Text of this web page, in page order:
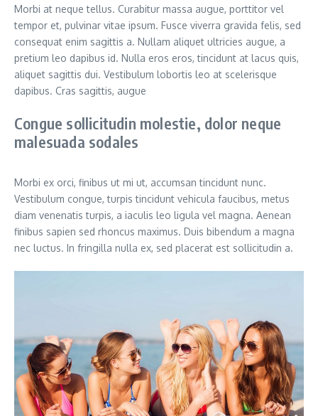
Morbi at neque tellus. Curabitur massa augue, porttitor vel
tempor et, pulvinar vitae ipsum. Fusce viverra gravida felis, sed
consequat enim sagittis a. Nullam aliquet ultricies augue, a
pretium leo dapibus id. Nulla eros eros, tincidunt at lacus quis,
aliquet sagittis dui. Vestibulum lobortis leo at scelerisque
dapibus. Cras sagittis, augue
Congue sollicitudin molestie, dolor neque
malesuada sodales
Morbi ex orci, finibus ut mi ut, accumsan tincidunt nunc.
Vestibulum congue, turpis tincidunt vehicula faucibus, metus
diam venenatis turpis, a iaculis leo ligula vel magna. Aenean
finibus sapien sed rhoncus maximus. Duis bibendum a magna
nec luctus. In fringilla nulla ex, sed placerat est sollicitudin a.